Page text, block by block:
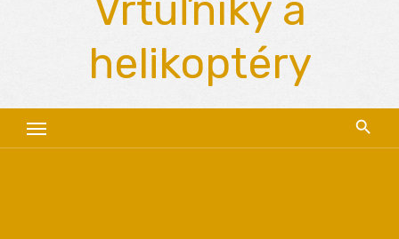
Vrtuľníky a
helikoptéry